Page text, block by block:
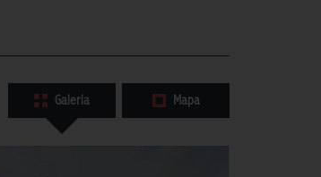
Galeria Mapa